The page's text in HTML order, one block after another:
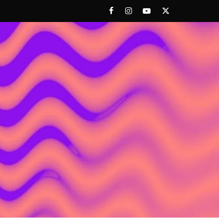
FacebookInstagramYoutubeTwitter